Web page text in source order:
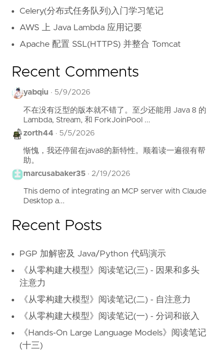
Celery(分布式任务队列)入门学习笔记
AWS 上 Java Lambda 应用记要
Apache 配置 SSL(HTTPS) 并整合 Tomcat
Recent Comments
yabqiu · 5/9/2026
不在没有泛型的版本就不错了。至少还能用 Java 8 的
Lambda, Stream, 和 ForkJoinPool ...
zorth44 · 5/5/2026
惭愧，我还停留在java8的新特性。顺着读一遍很有帮
助。
marcusabaker35 · 2/19/2026
This demo of integrating an MCP server with Claude
Desktop a...
Recent Posts
PGP 加解密及 Java/Python 代码演示
《从零构建大模型》阅读笔记(三) - 因果和多头
注意力
《从零构建大模型》阅读笔记(二) - 自注意力
《从零构建大模型》阅读笔记(一) - 分词和嵌入
《Hands-On Large Language Models》阅读笔记
(十三)